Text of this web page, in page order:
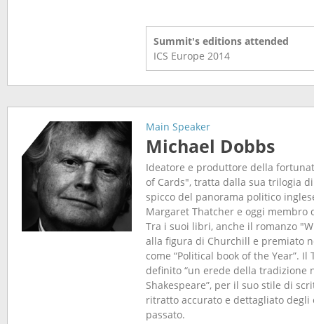
Summit's editions attended
ICS Europe 2014
Main Speaker
Michael Dobbs
Ideatore e produttore della
of Cards", tratta dalla sua trilogia
spicco del panorama politico
Margaret Thatcher e oggi membro
Tra i suoi libri, anche il romanzo "
alla figura di Churchill e premiato
come “Political book of the Year”. Il
definito “un erede della tradizione
Shakespeare”, per il suo stile di
ritratto accurato e dettagliato degli
passato.